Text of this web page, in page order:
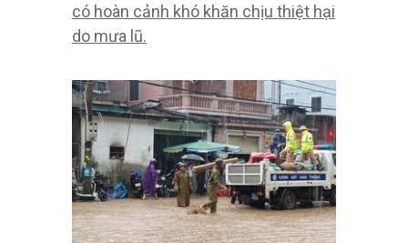
có hoàn cảnh khó khăn chịu thiệt hại
do mưa lũ.